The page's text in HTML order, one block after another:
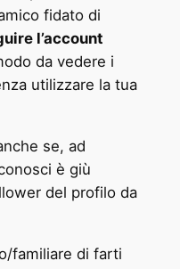
fidato di
l’account
da vedere i
utilizzare la tua
se, ad
è giù
del profilo da
familiare di farti